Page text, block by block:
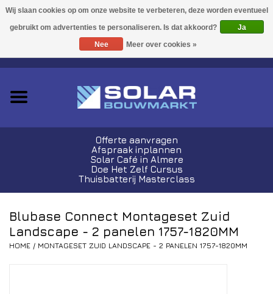
0 Artikelen - €0,00
Acties!
Kabels en Stekkers
Offerte aanvragen
Afspraak inplannen
Solar Café in Almere
Doe Het Zelf Cursus
Thuisbatterij Masterclass
Blubase Connect Montageset Zuid
Landscape - 2 panelen 1757-1820MM
HOME / MONTAGESET ZUID LANDSCAPE - 2 PANELEN 1757-1820MM
Ja
Nee
Meer over cookies »